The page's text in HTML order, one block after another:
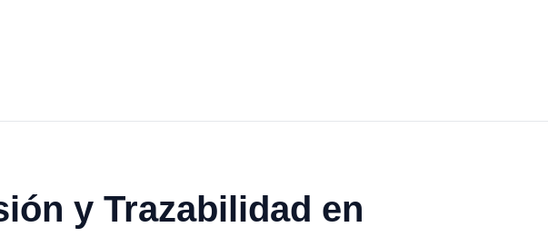
y Trazabilidad en